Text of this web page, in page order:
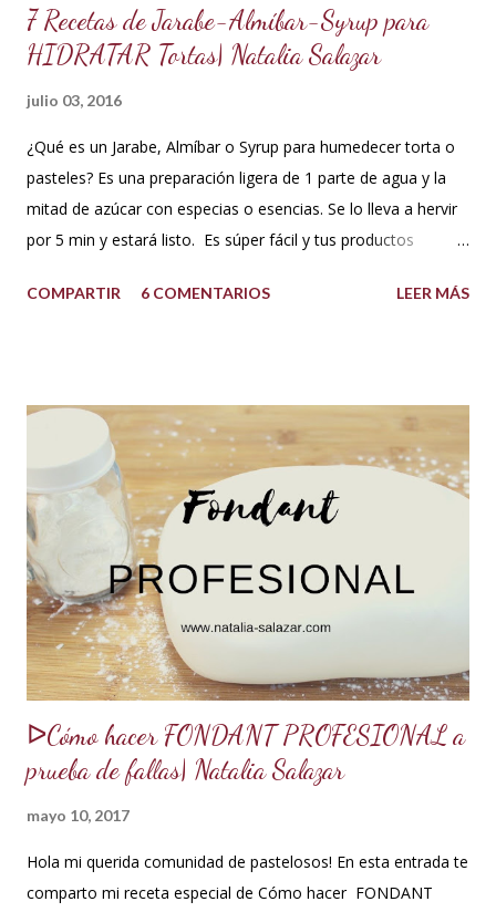
7 Recetas de Jarabe-Almíbar-Syrup para
HIDRATAR Tortas| Natalia Salazar
julio 03, 2016
¿Qué es un Jarabe, Almíbar o Syrup para humedecer torta o
pasteles? Es una preparación ligera de 1 parte de agua y la
mitad de azúcar con especias o esencias. Se lo lleva a hervir
por 5 min y estará listo. Es súper fácil y tus productos
USOS: Siempre que hacemos una torta cubierta
porque el producto estaba muy seco al salir del horno o
porque la receta era básica como suelen ser los bizcochuelos
de batido liviano como el Genovés, Angel cake, etc. Así tus
tortas y pasteles te quedarán húmedos y mucho más
sabrosos. Los jarabes pueden ser de diferentes sabores, de
acuerdo a los ingredientes que usemos. Aquí te comparto
una...
COMPARTIR 6 COMENTARIOS LEER MÁS
ᐅCómo hacer FONDANT PROFESIONAL a
prueba de fallas| Natalia Salazar
mayo 10, 2017
Hola mi querida comunidad de pastelosos! En esta entrada te
comparto mi receta especial de Cómo hacer FONDANT